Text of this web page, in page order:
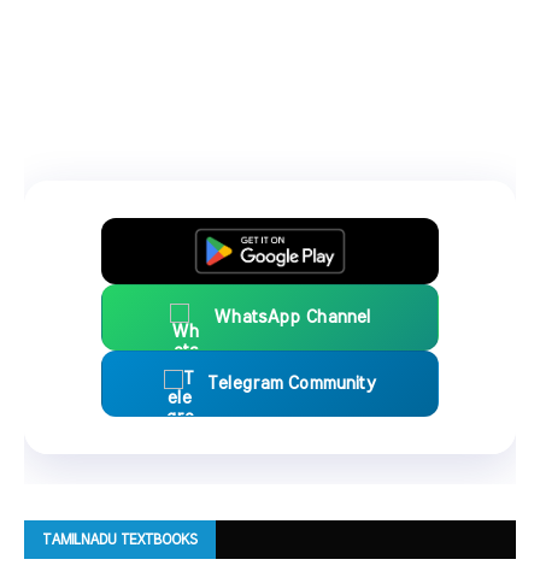
WhatsApp Channel
Telegram Community
TAMILNADU TEXTBOOKS